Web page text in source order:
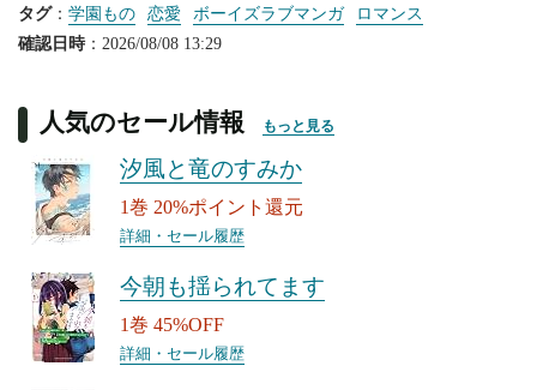
タグ： 学園もの 恋愛 ボーイズラブマンガ
ロマンス
確認日時：2026/08/08 13:29
人気のセール情報 もっと見る
汐風と竜のすみか
1巻 20%ポイント還元
詳細・セール履歴
今朝も揺られてます
1巻 45%OFF
詳細・セール履歴